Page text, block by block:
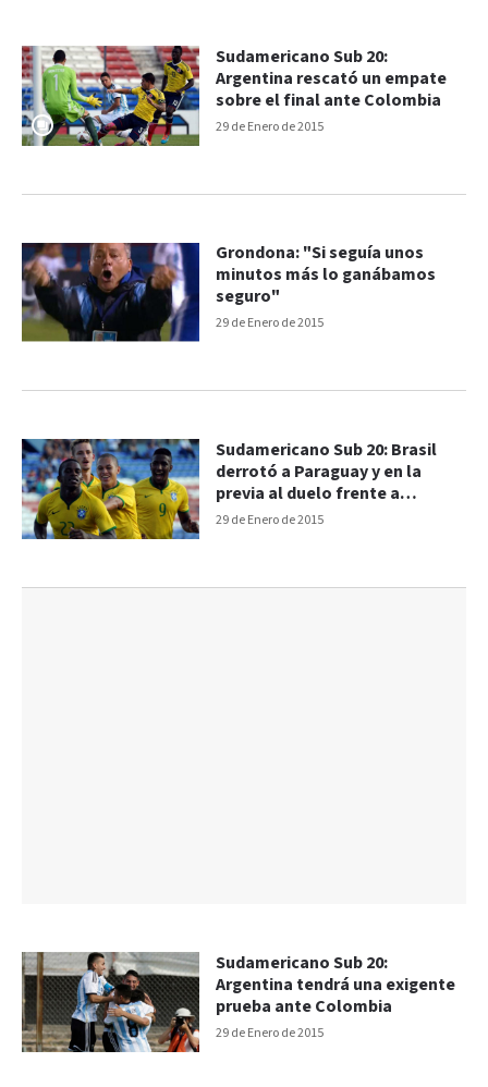
29 de Enero de 2015
Sudamericano Sub 20:
Argentina rescató un empate
sobre el final ante Colombia
29 de Enero de 2015
Grondona: "Si seguía unos
minutos más lo ganábamos
seguro"
29 de Enero de 2015
Sudamericano Sub 20: Brasil
derrotó a Paraguay y en la
previa al duelo frente a
Argentina
29 de Enero de 2015
Sudamericano Sub 20:
Argentina tendrá una exigente
prueba ante Colombia